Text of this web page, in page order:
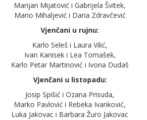
Marijan Mijatović i Gabrijela Švitek,
Mario Mihaljević i Daria Zdravčević
Vjenčani u rujnu:
Karlo Seleš i Laura Vilić,
Ivan Kanisek i Lea Tomašek,
Karlo Petar Martinović i Ivona Dudaš
Vjenčani u listopadu:
Josip Spišić i Ozana Prisuda,
Marko Pavlović i Rebeka Ivanković,
Luka Jakovac i Barbara Žuro Jakovac